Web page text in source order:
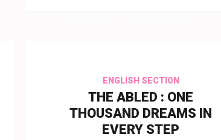
ENGLISH SECTION
THE ABLED : ONE
THOUSAND DREAMS IN
EVERY STEP